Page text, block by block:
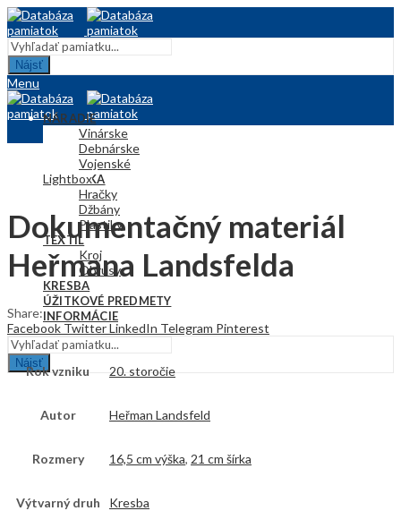
Nájsť
Menu
NÁRADIE
Vinárske
Debnárske
Vojenské
KERAMIKA
Hračky
Džbány
Plastiky
TEXTIL
Kroj
Obrusy
KRESBA
ÚŽITKOVÉ PREDMETY
INFORMÁCIE
Nájsť
Lightbox
Dokumentačný materiál
Heřmana Landsfelda
Share:
Facebook TwitterLinkedIn Telegram Pinterest
Rok vzniku 20. storočie
Autor Heřman Landsfeld
Rozmery 16,5 cm výška, 21 cm šírka
Výtvarný druh Kresba